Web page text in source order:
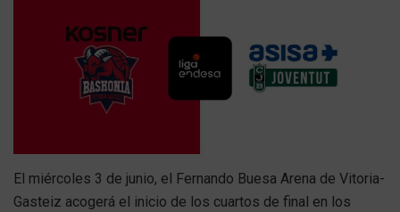
El miércoles 3 de junio, el Fernando Buesa Arena de Vitoria-
Gasteiz acogerá el inicio de los cuartos de final en los